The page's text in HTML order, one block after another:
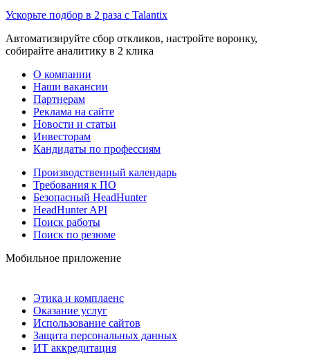
Ускорьте подбор в 2 раза с Talantix
Автоматизируйте сбор откликов, настройте воронку,
собирайте аналитику в 2 клика
О компании
Наши вакансии
Партнерам
Реклама на сайте
Новости и статьи
Инвесторам
Кандидаты по профессиям
Производственный календарь
Требования к ПО
Безопасный HeadHunter
HeadHunter API
Поиск работы
Поиск по резюме
Мобильное приложение
Этика и комплаенс
Оказание услуг
Использование сайтов
Защита персональных данных
ИТ аккредитация